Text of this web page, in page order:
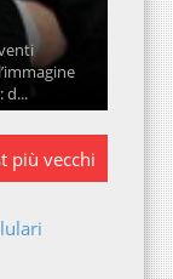
d...
più vecchi